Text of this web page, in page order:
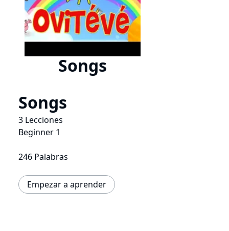
Songs
Songs
3 Lecciones
Beginner 1
246 Palabras
Empezar a aprender